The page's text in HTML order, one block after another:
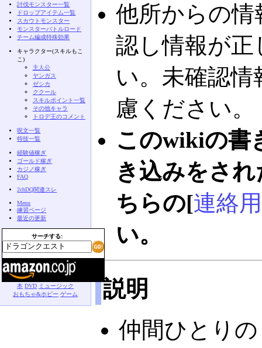
他所からの情
認し情報が
い。未確認
慮ください。
このwikiの書
き込みをさ
ちらの[連絡
い。
説明
仲間ひとり
討伐モンスター一覧
ドロップアイテム一覧
スカウトモンスター
モンスターバトルロード
チーム編成特殊効果
キャラクター(スキルもこ
こ)
主人公
ヤンガス
ゼシカ
ククール
スキルポイント一覧
その他キャラ
トロデ王のコメント
呪文一覧
特技一覧
経験値稼ぎ
ゴールド稼ぎ
カジノ稼ぎ
FAQ
2chDQ関連スレ
Menu
練習ページ
最近の更新
サーチする:
本 DVD ミュージック
おもちゃ&ホビー ゲーム